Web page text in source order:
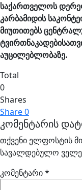
საქართველოს
კარბამიდის
მიუთითებს
აუცილებლობაზე.
Total
0
Shares
Share0
კომენტარის
თქვენი ელფოსტის
სავალდებულო
კომენტარი*